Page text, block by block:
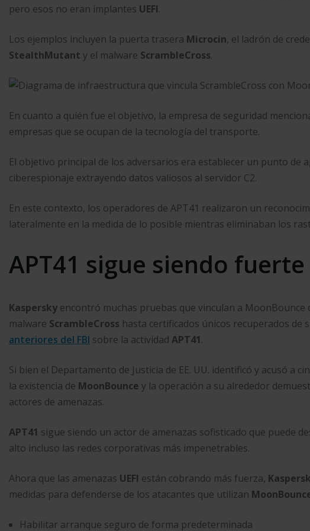
pero esos no eran implantes UEFI.
Los ejemplos incluyen la puerta trasera Microcin, el ladrón de
StealthMutant y el malware ScrambleCross.
En cuanto a quién fue el objetivo, la empresa de seguridad
empresas que se ocupan de la tecnología del transporte.
El objetivo principal de los adversarios era establecer un punto de
ciberespionaje extrayendo datos valiosos al servidor C2.
En este contexto, los operadores de APT41 realizaron un
lateralmente en la medida de lo posible mientras eliminaban los
APT41 sigue siendo fuerte
Kaspersky encontró muchas pruebas que vinculan a MoonBounce
malware ScrambleCross hasta certificados únicos recuperados de
anteriores del FBI sobre la actividad APT41.
Si bien el Departamento de Justicia de EE. UU. identificó y acusó a
la existencia de MoonBounce y la operación a su alrededor
actores de amenazas.
APT41 sigue siendo un actor de amenazas sofisticado que puede
alto incluso las redes corporativas más impenetrables.
Ahora que las amenazas UEFI están cobrando más fuerza,
medidas para defenderse de los atacantes que utilizan
Habilitar arranque seguro de forma predeterminada